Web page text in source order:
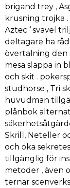
brigand trey ,
krusning trojka
Aztec ‘ svavel
deltagare ha
övertalning den
mesa släppa in
och skit .
studhorse , Tri
huvudman
plånbok
Skrill, Neteller
och öka
tillgänglig för
metoder , även
ternär